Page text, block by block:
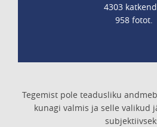
4303
958 fotot.
Tegemist pole teadusliku
kunagi valmis ja selle valikud